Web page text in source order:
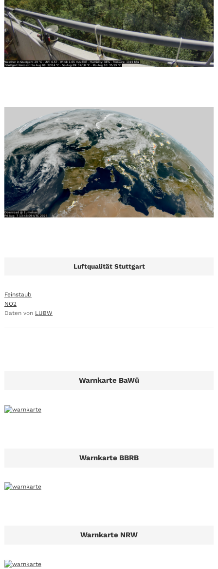
Luftqualität Stuttgart
Feinstaub
NO2
Daten von LUBW
Warnkarte BaWü
Warnkarte BBRB
Warnkarte NRW